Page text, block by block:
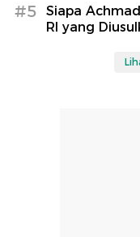
#5
Siapa
RI yang